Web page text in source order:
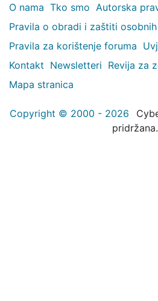
O nama Tko smo Autorska
Pravila o obradi i zaštiti
Pravila za korištenje foruma
Kontakt Newsletteri Revija za
Mapa stranica
Copyright © 2000 - 2026
pridržana.